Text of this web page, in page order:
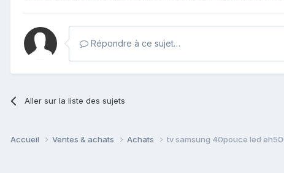
Répondre à ce sujet…
Aller sur la liste des sujets
Accueil Ventes & achats Achats tv samsung 40pouce led